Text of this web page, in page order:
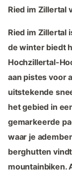
Ried im Zillertal
Ried im Zillertal
de winter biedt
Hochzillertal-
aan pistes voor
uitstekende
het gebied in
gemarkeerde
waar je
berghutten
mountainbiken.